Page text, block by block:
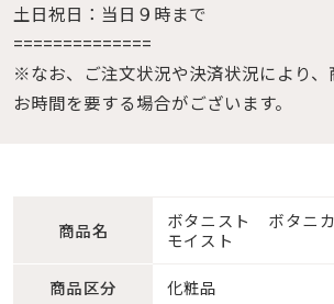
土日祝日：当日９時まで
==============
※なお、ご注文状況や決済状況により、
お時間を要する場合がございます。
商品名
ボタニスト ボタニ
モイスト
商品区分 化粧品